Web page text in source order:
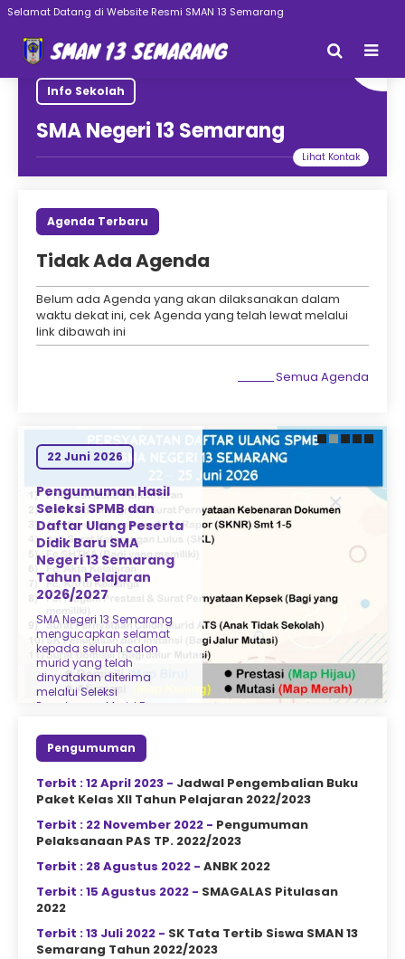
Datang di Website Resmi SMAN 13 Semarang
Info Sekolah
SMA Negeri 13 Semarang
Agenda Terbaru
Tidak Ada Agenda
Belum ada Agenda yang akan dilaksanakan dalam
waktu dekat ini, cek Agenda yang telah lewat melalui
link dibawah ini
Semua Agenda
22 Juni 2026
Pengumuman Hasil
Seleksi SPMB dan
Daftar Ulang Peserta
Didik Baru SMA
Negeri 13 Semarang
Tahun Pelajaran
2026/2027
SMA Negeri 13 Semarang
mengucapkan selamat
kepada seluruh calon
murid yang telah
dinyatakan diterima
melalui Seleksi
Penerimaan Murid Baru
2026/2027. Bagi peserta
yang lolos seleksi,
diwajibkan untuk
melaksanakan daftar
ulang sesuai jadwal dan
ketentuan yang telah
ditetapkan..
25 Mei 2026
PENERIMAAN MURID
BARU SMA NEGERI 13
SEMARANG TAHUN
AJARAN 2026/2027
SMA Negeri 13 Semarang
membuka Sistem
Penerimaan Murid Baru
2026/2027 secara daring
melalui laman resmi SPMB
Provinsi Jawa Tengah.
Seluruh calon murid
diharapkan mengikuti
tahapan pendaftaran
menyiapkan dokumen
persyaratan secara
Pengumuman
Terbit : 12 April 2023 - Jadwal Pengembalian Buku
Paket Kelas XII Tahun Pelajaran 2022/2023
Terbit : 22 November 2022 - Pengumuman
Pelaksanaan PAS TP. 2022/2023
Terbit : 28 Agustus 2022 - ANBK 2022
Terbit : 15 Agustus 2022 - SMAGALAS Pitulasan
2022
Terbit : 13 Juli 2022 - SK Tata Tertib Siswa SMAN 13
Semarang Tahun 2022/2023